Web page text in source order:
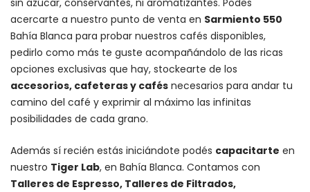
acercarte a nuestro punto de venta en Sarmiento 550
Bahía Blanca para probar nuestros cafés disponibles,
pedirlo como más te guste acompañándolo de las ricas
opciones exclusivas que hay, stockearte de los
accesorios, cafeteras y cafés necesarios para andar tu
camino del café y exprimir al máximo las infinitas
posibilidades de cada grano.
Además sí recién estás iniciándote podés capacitarte en
nuestro Tiger Lab, en Bahía Blanca. Contamos con
Talleres de Espresso, Talleres de Filtrados,